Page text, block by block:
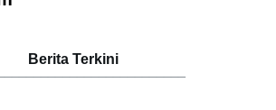
Berita Terkini